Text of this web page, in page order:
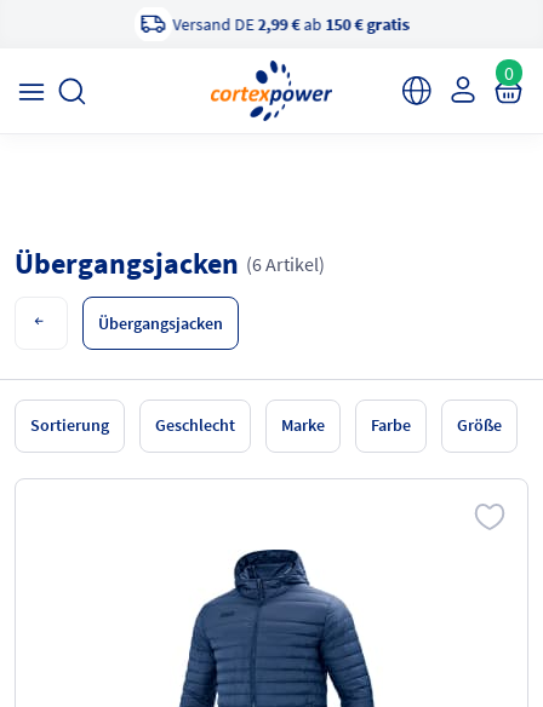
Versand DE2,99 €ab 150 € gratis
0
cortexpower Sportshop
Übergangsjacken (6 Artikel)
Übergangsjacken
Sortierung Geschlecht Marke Farbe Größe